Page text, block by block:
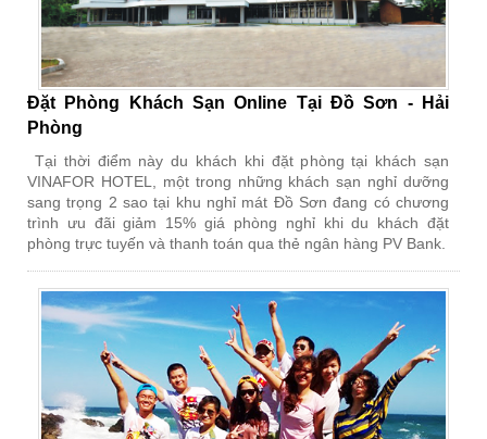
Đặt Phòng Khách Sạn Online Tại Đồ Sơn - Hải
Phòng
Tại thời điểm này du khách khi đặt phòng tại khách sạn
VINAFOR HOTEL, một trong những khách sạn nghỉ dưỡng
sang trọng 2 sao tại khu nghỉ mát Đồ Sơn đang có chương
trình ưu đãi giảm 15% giá phòng nghỉ khi du khách đặt
phòng trực tuyến và thanh toán qua thẻ ngân hàng PV Bank.